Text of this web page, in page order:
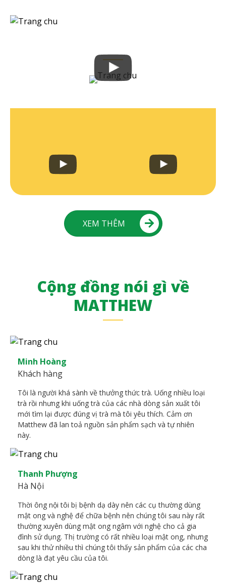
XEM THÊM
Cộng đồng nói gì về
MATTHEW
Minh Hoàng
Khách hàng
Tôi là người khá sành về thưởng thức trà. Uống nhiều loại
trà rồi nhưng khi uống trà của các nhà dòng sản xuất tôi
mới tìm lại được đúng vị trà mà tôi yêu thích. Cảm ơn
Matthew đã lan toả nguồn sản phẩm sạch và tự nhiên
này.
Thanh Phượng
Hà Nội
Thời ông nội tôi bị bệnh dạ dày nên các cụ thường dùng
mật ong và nghệ để chữa bệnh nên chúng tôi sau này rất
thường xuyên dùng mật ong ngâm với nghệ cho cả gia
đình sử dụng. Thị trường có rất nhiều loại mật ong, nhưng
sau khi thử nhiều thì chúng tôi thấy sản phẩm của các cha
dòng là đạt yêu cầu của tôi.